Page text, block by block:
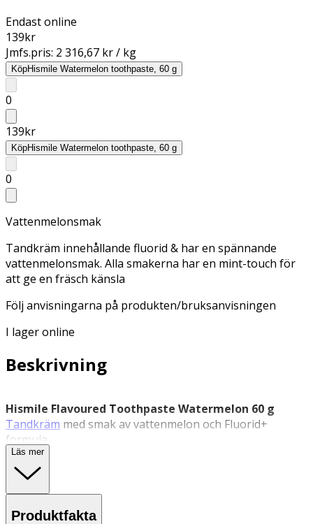
Endast online
139kr
Jmfs.pris: 2 316,67 kr / kg
KöpHismile Watermelon toothpaste, 60 g
0
139kr
KöpHismile Watermelon toothpaste, 60 g
0
Vattenmelonsmak
Tandkräm innehållande fluorid & har en spännande
vattenmelonsmak. Alla smakerna har en mint-touch för
att ge en fräsch känsla
Följ anvisningarna på produkten/bruksanvisningen
I lager online
Beskrivning
Hismile Flavoured Toothpaste Watermelon 60 g
Tandkräm med smak av vattenmelon och Fluorid+
formula.
Hismile Flavoured Toothpaste Watermelon är en
tandkräm
med en vårdande formula. Den innehåller Hismiles
Fluorid+ teknologi som bidrar till att förebygga karies,
Läs mer
Produktfakta